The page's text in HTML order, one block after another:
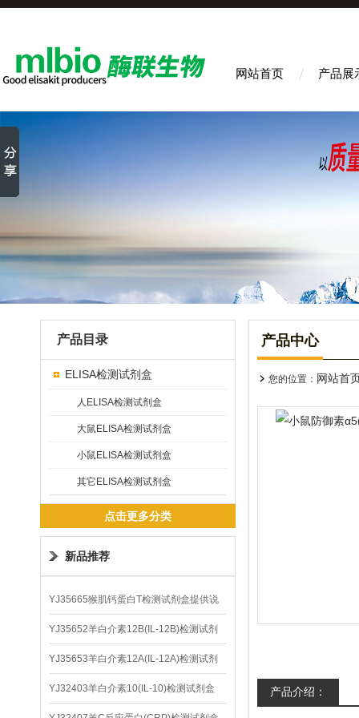
网站首页 产品展
产品目录
ELISA检测试剂盒
人ELISA检测试剂盒
大鼠ELISA检测试剂盒
小鼠ELISA检测试剂盒
其它ELISA检测试剂盒
点击更多分类
新品推荐
YJ35665猴肌钙蛋白T检测试剂盒提供说
明书
YJ35652羊白介素12B(IL-12B)检测试剂
盒
YJ35653羊白介素12A(IL-12A)检测试剂
盒
YJ32403羊白介素10(IL-10)检测试剂盒
产品中心
您的位置： 网站首
产品介绍：